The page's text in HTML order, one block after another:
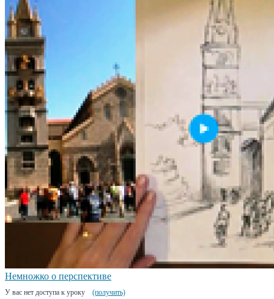
Немножко о перспективе
У вас нет доступа к уроку (получить)